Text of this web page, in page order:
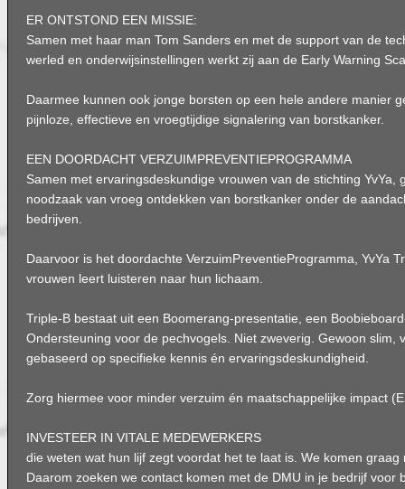
ER ONTSTOND EEN MISSIE:
Samen met haar man Tom Sanders en met de support van de
werled en onderwijsinstellingen werkt zij aan de Early Warning
Daarmee kunnen ook jonge borsten op een hele andere manier
pijnloze, effectieve en vroegtijdige signalering van borstkanker.
EEN DOORDACHT VERZUIMPREVENTIEPROGRAMMA
Samen met ervaringsdeskundige vrouwen van de stichting YvYa,
noodzaak van vroeg ontdekken van borstkanker onder de
bedrijven.
Daarvoor is het doordachte VerzuimPreventieProgramma, YvYa
vrouwen leert luisteren naar hun lichaam.
Triple-B bestaat uit een Boomerang-presentatie, een
Ondersteuning voor de pechvogels. Niet zweverig. Gewoon slim,
gebaseerd op specifieke kennis én ervaringsdeskundigheid.
Zorg hiermee voor minder verzuim én maatschappelijke impact
INVESTEER IN VITALE MEDEWERKERS
die weten wat hun lijf zegt voordat het te laat is. We komen graag
Daarom zoeken we contact komen met de DMU in je bedrijf voor